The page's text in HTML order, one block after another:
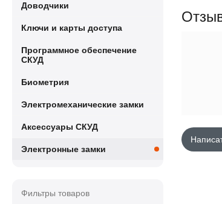
Доводчики
Ключи и карты доступа
Программное обеспечение
СКУД
Биометрия
Электромеханические замки
Аксессуары СКУД
Электронные замки
Фильтры товаров